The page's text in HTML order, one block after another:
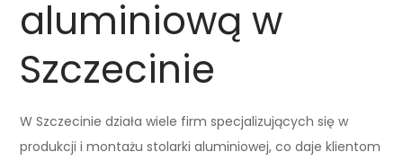
aluminiową w
Szczecinie
W Szczecinie działa wiele firm specjalizujących się w
produkcji i montażu stolarki aluminiowej, co daje klientom